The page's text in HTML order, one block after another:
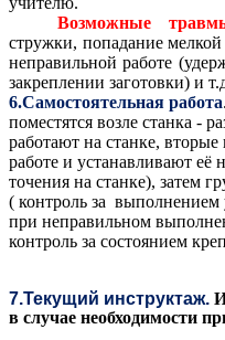
Возможные
стружки, попадание
неправильной работе
закреплении заготовки) и
6.Самостоятельная работа
поместятся возле станка -
работают на станке,
работе и устанавливают её
точения на станке), затем
( контроль за
при неправильном
контроль за состоянием
7.Текущий инструктаж.
в случае необходимости